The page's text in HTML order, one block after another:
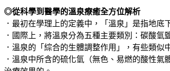
◎從科學到醫學的溫泉療癒全方位解析
．最初在學理上的定義中，「溫泉」是指地
．國際上，將溫泉分為五種主要類別：碳酸
．溫泉的「綜合的生體調整作用」，有些類
．溫泉中所含的硫化氫（無色、易燃的酸性